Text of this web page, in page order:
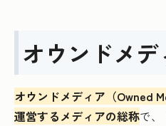
オウンドメ
オウンドメディア（Owned
運営するメディアの総称で、